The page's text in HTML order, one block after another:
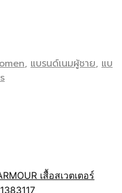
, แบรนด์เนมผู้ชาย, แบ